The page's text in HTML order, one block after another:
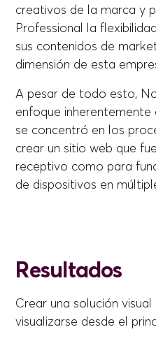
creativos de la marca y
Professional la
sus contenidos de
dimensión de esta
A pesar de todo esto,
enfoque
se concentró en los
crear un sitio web que
receptivo como para
de dispositivos en
Resultados
Crear una solución
visualizarse desde el